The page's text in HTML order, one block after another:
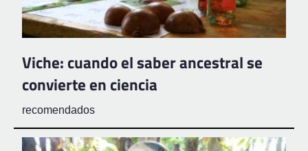
Viche: cuando el saber ancestral se
convierte en ciencia
recomendados